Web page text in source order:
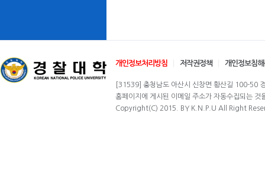
개인정보처리방침 저작권정책 개인정보침
[31539] 충청남도 아산시 신창면 황산길 100-50
홈페이지에 게시된 이메일 주소가 자동수집되는
Copyright(C) 2015. BY K.N.P.U All Right